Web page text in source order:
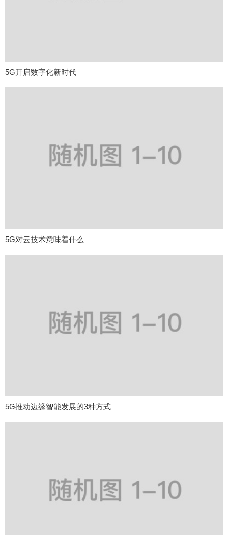
5G开启数字化新时代
5G对云技术意味着什么
5G推动边缘智能发展的3种方式